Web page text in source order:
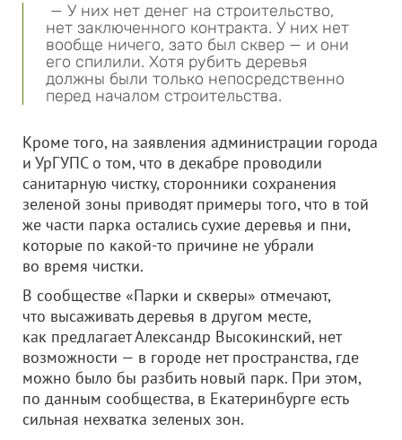
— У них нет денег на строительство,
нет заключенного контракта. У них нет
вообще ничего, зато был сквер — и они
его спилили. Хотя рубить деревья
должны были только непосредственно
перед началом строительства.
Кроме того, на заявления администрации города
и УрГУПС о том, что в декабре проводили
санитарную чистку, сторонники сохранения
зеленой зоны приводят примеры того, что в той
же части парка остались сухие деревья и пни,
которые по какой-то причине не убрали
во время чистки.
В сообществе «Парки и скверы» отмечают,
что высаживать деревья в другом месте,
как предлагает Александр Высокинский, нет
возможности — в городе нет пространства, где
можно было бы разбить новый парк. При этом,
по данным сообщества, в Екатеринбурге есть
сильная нехватка зеленых зон.